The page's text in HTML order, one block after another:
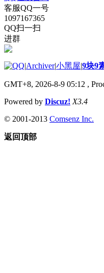
客服QQ一号
1097167365
QQ扫一扫
进群
|Archiver|小黑屋|9块9
GMT+8, 2026-8-9 05:12 ,
Powered by Discuz! X3.4
© 2001-2013 Comsenz Inc.
返回顶部